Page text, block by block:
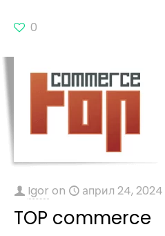
0
Igor on април 24, 2024
TOP commerce